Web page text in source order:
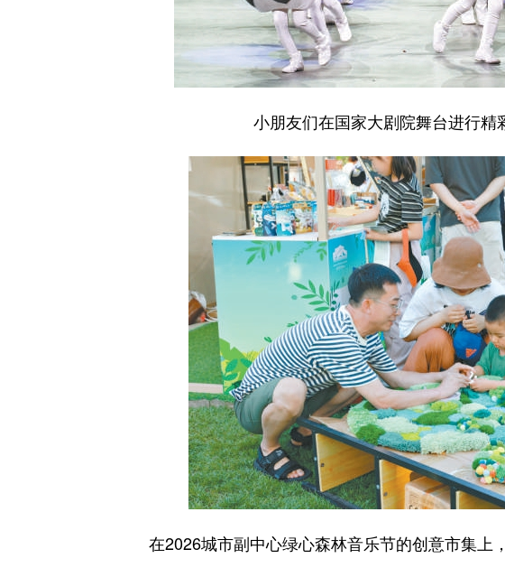
小朋友们在国家大剧院舞台进行精
在2026城市副中心绿心森林音乐节的创意市集上